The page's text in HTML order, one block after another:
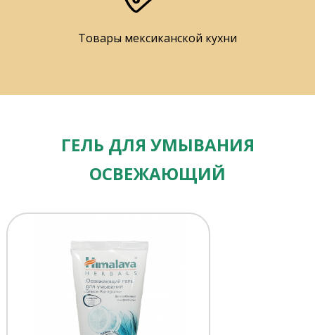
Товары мексиканской кухни
ГЕЛЬ ДЛЯ УМЫВАНИЯ
ОСВЕЖАЮЩИЙ